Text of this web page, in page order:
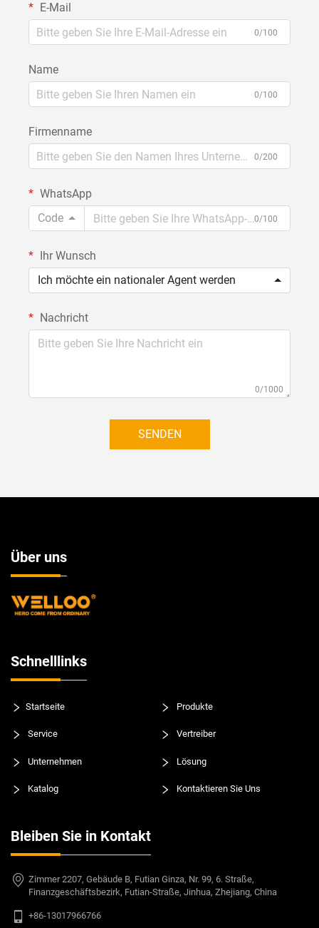
E-Mail
0/100
Name
0/100
Firmenname
0/200
WhatsApp
Code
0/100
Ihr Wunsch
Ich möchte ein nationaler Agent werden
Nachricht
0/1000
SENDEN
Über uns
Schnelllinks
Startseite Produkte
Service Vertreiber
Unternehmen Lösung
Katalog Kontaktieren Sie Uns
Bleiben Sie in Kontakt
Zimmer 2207, Gebäude B, Futian Ginza, Nr. 99, 6. Straße,
Finanzgeschäftsbezirk, Futian-Straße, Jinhua, Zhejiang, China
+86-13017966766